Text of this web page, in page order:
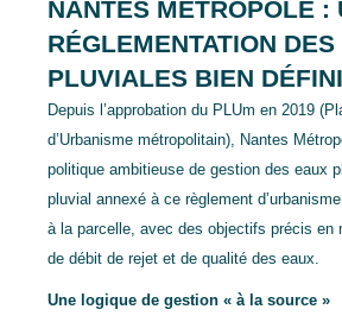
NANTES MÉTROPOLE :
RÉGLEMENTATION
PLUVIALES BIEN
Depuis l’approbation du PLUm en 2019
d’Urbanisme métropolitain), Nantes
politique ambitieuse de gestion des eaux
pluvial annexé à ce règlement
à la parcelle, avec des objectifs précis en
de débit de rejet et de qualité des eaux.
Une logique de gestion « à la source »